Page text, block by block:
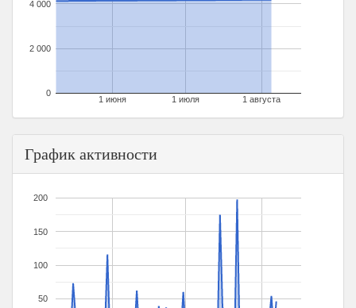
1 июня 1 июля 1 августа
0
2 000
4 000
График активности
50
100
150
200